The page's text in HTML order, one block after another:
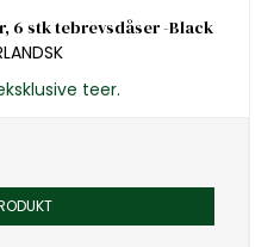
6 stk tebrevsdåser -Black
teer.